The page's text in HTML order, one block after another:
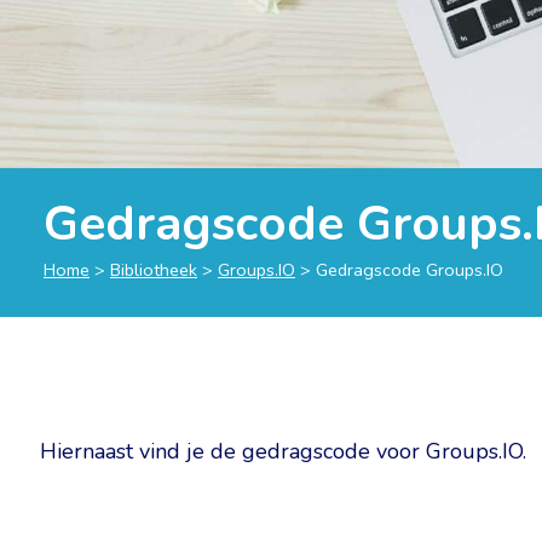
Gedragscode
Home > Bibliotheek > Groups.IO > Gedragscode Groups.IO
Hiernaast vind je de gedragscode voor Groups.IO.